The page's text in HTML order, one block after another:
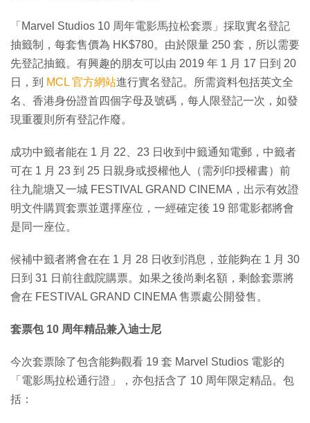
「Marvel Studios 10 周年電影馬拉松套票」採取實名登記
抽籤制，每套售價為 HK$780。由於限量 250 套，所以需要
先登記抽籤。有興趣的朋友可以由 2019 年 1 月 17 日到 20
日，到 MCL 官方網站進行實名登記。所需資料包括英文全
名、香港身份證首四個字母及號碼，每人限登記一次，如發
現重覆則所有登記作廢。
成功中籤者能在 1 月 22、23 日收到中籤通知電郵，中籤者
可在 1 月 23 到 25 日親身或授權他人（需列印授權書）前
往九龍塘又一城 FESTIVAL GRAND CINEMA，出示有效證
明文件購買套票並選擇座位，一經確定後 19 部電影都將會
是同一座位。
候補中籤者將會在在 1 月 28 日收到消息，並能夠在 1 月 30
日到 31 日前往戲院購票。如果之後尚剩名額，剩餘套票將
會在 FESTIVAL GRAND CINEMA 售票處公開發售。
套票包 10 周年精品兼入迪士尼
今次套票除了包含能夠觀看 19 套 Marvel Studios 電影的
「電影馬拉松通行證」，亦包括含了 10 周年限定精品。包
括：